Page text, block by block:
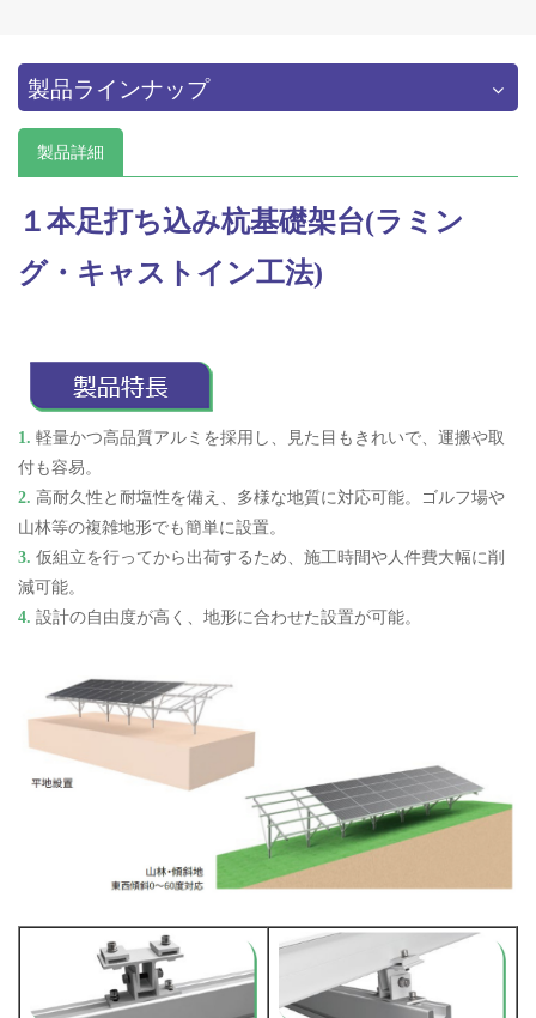
製品ラインナップ
製品詳細
１本足打ち込み杭基礎架台(ラミン
グ・キャストイン工法)
1. 軽量かつ高品質アルミを採用し、見た目もきれいで、運搬や取
付も容易。
2. 高耐久性と耐塩性を備え、多様な地質に対応可能。ゴルフ場や
山林等の複雑地形でも簡単に設置。
3. 仮組立を行ってから出荷するため、施工時間や人件費大幅に削
減可能。
4. 設計の自由度が高く、地形に合わせた設置が可能。